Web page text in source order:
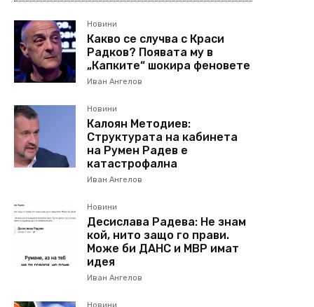
Новини
Какво се случва с Краси
Радков? Появата му в
„Капките“ шокира феновете
Иван Ангелов
Новини
Калоян Методиев:
Структурата на кабинета
на Румен Радев е
катастрофална
Иван Ангелов
Новини
Десислава Радева: Не знам
кой, нито защо го прави.
Може би ДАНС и МВР имат
идея
Иван Ангелов